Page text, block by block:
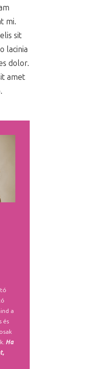
mi.
sit
lacinia
dolor.
amet
a
és
Ha